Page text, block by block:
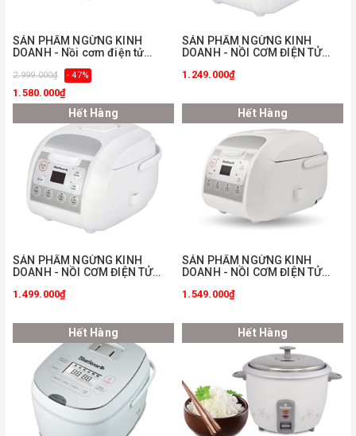
ㅤSẢN PHẨM NGỪNG KINH
DOANH - Nồi cơm điện tử
2.999.000₫ - 47%
1.580.000₫
ㅤSẢN PHẨM NGỪNG KINH
DOANH - NỒI CƠM ĐIỆN TỬ
1.249.000₫
Hết Hàng
ㅤSẢN PHẨM NGỪNG KINH
DOANH - NỒI CƠM ĐIỆN TỬ
1.499.000₫
Hết Hàng
ㅤSẢN PHẨM NGỪNG KINH
DOANH - NỒI CƠM ĐIỆN TỬ
1.549.000₫
Hết Hàng Hết Hàng